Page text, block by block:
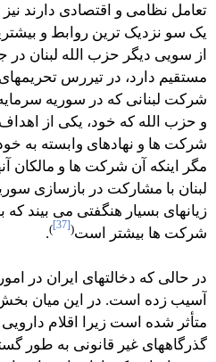
تعامل نظامی و اقتصادی دارند
یک سو نزدیک ترین روابط و
از سویی دیگر حزب الله لبنان
مستقیم دارد، در تیررس تحریمهای
شرکت لبنانی که در سوریه
و حزب الله که خود، یکی از
شرکت ها و نهادهای وابسته به
مگر اینکه آن شرکت ها و مالکان
لبنان با مشارکت در بازسازی
زیانهای بسیار هنگفتی می بیند
شرکت ها بیشتر است(
[37]
)
.
در حالی که دخالتهای ایران در
آسیب زده است. در این میان
متأثر شده است زیرا اقلام
گذرگاههای غیر قانونی به طور